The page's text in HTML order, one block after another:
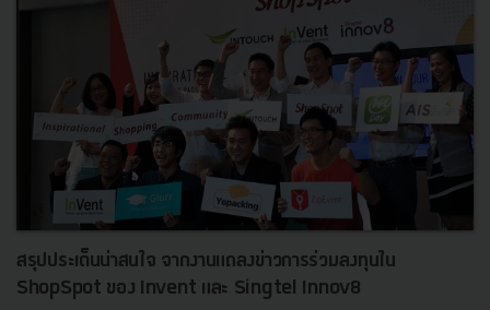
สรุปประเด็นน่าสนใจ จากงานแถลงข่าวการร่วมลงทุนใน
ShopSpot ของ Invent และ Singtel Innov8